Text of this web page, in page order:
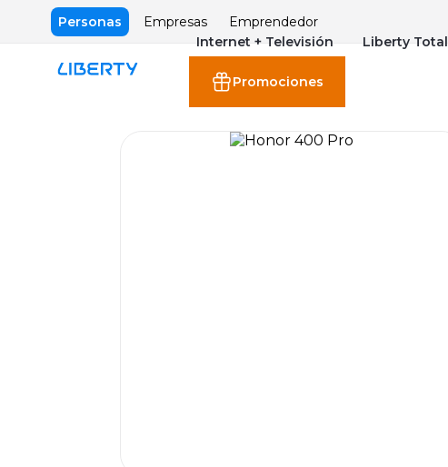
Personas Empresas Emprendedor
Internet + Televisión Liberty Total
Promociones